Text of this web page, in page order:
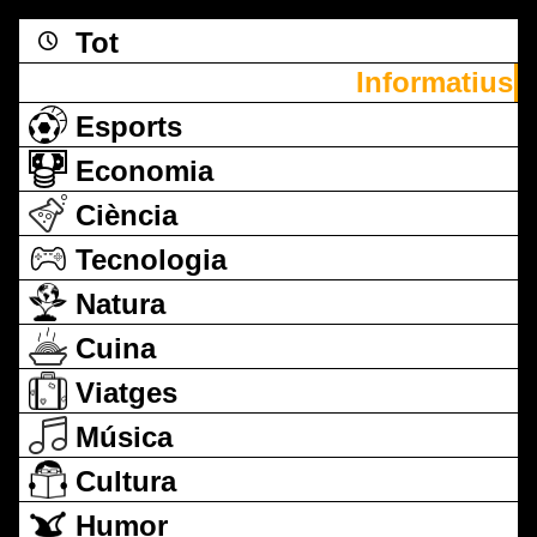
Tot
Informatius
Esports
Economia
Ciència
Tecnologia
Natura
Cuina
Viatges
Música
Cultura
Humor